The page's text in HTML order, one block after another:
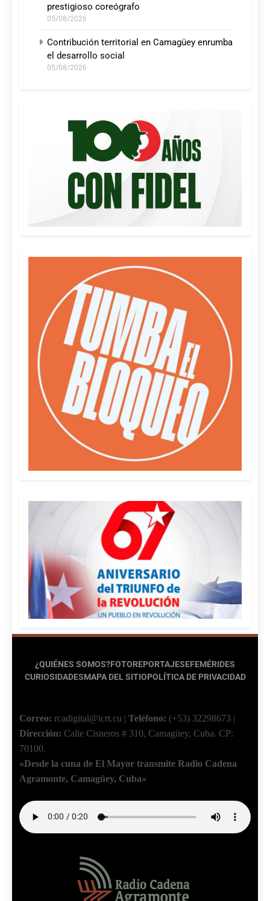
prestigioso coreógrafo
05/08/2026
Contribución territorial en Camagüey enrumba
el desarrollo social
05/08/2026
¿QUIÉNES SOMOS?FOTOREPORTAJESEFEMÉRIDES
CURIOSIDADESMAPA DEL SITIOPOLÍTICA DE PRIVACIDAD
Correo: rcadigital@icrt.cu | Teléfono: (+53) 32298673 |
Dirección: Calle Cisneros # 310, Camagüey, Cuba. CP:
70100.
«Desde la cuna de El Mayor transmite Radio Cadena
Agramonte, Camagüey, Cuba»